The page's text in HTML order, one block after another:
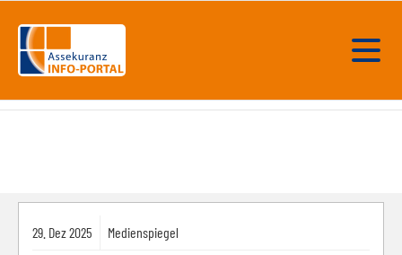
29. Dez2025 Medienspiegel